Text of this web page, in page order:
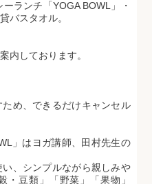
ランチ「YOGA BOWL」・
バスタオル。
内しております。
め、できるだけキャンセル
」はヨガ講師、田村先生の
、シンプルながら親しみや
・豆類」「野菜」「果物」